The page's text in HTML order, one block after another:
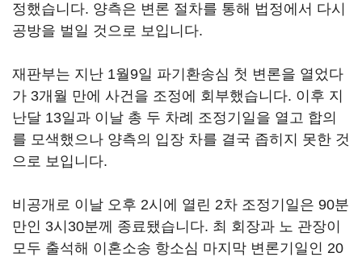
정했습니다. 양측은 변론 절차를 통해 법정에서 다시
공방을 벌일 것으로 보입니다.
재판부는 지난 1월9일 파기환송심 첫 변론을 열었다
가 3개월 만에 사건을 조정에 회부했습니다. 이후 지
난달 13일과 이날 총 두 차례 조정기일을 열고 합의
를 모색했으나 양측의 입장 차를 결국 좁히지 못한 것
으로 보입니다.
비공개로 이날 오후 2시에 열린 2차 조정기일은 90분
만인 3시30분께 종료됐습니다. 최 회장과 노 관장이
모두 출석해 이혼소송 항소심 마지막 변론기일인 20